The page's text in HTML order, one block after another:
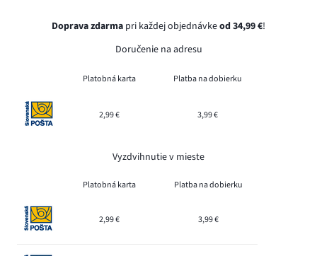
Doprava zdarma pri každej objednávkeod 34,99 €!
Doručenie na adresu
Platobná karta Platba na dobierku
2,99 € 3,99 €
Vyzdvihnutie v mieste
Platobná karta Platba na dobierku
2,99 € 3,99 €